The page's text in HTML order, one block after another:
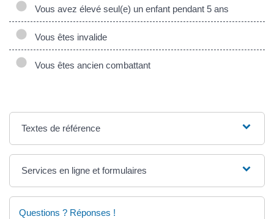
Vous avez élevé seul(e) un enfant pendant 5 ans
Vous êtes invalide
Vous êtes ancien combattant
Textes de référence
Services en ligne et formulaires
Questions ? Réponses !